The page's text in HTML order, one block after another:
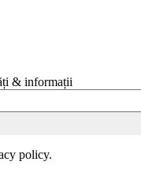
& informații
policy.